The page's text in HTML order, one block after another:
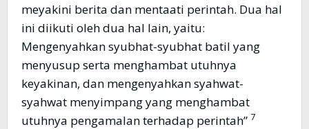
meyakini berita dan mentaati perintah. Dua hal
ini diikuti oleh dua hal lain, yaitu:
Mengenyahkan syubhat-syubhat batil yang
menyusup serta menghambat utuhnya
keyakinan, dan mengenyahkan syahwat-
syahwat menyimpang yang menghambat
utuhnya pengamalan terhadap perintah” 7